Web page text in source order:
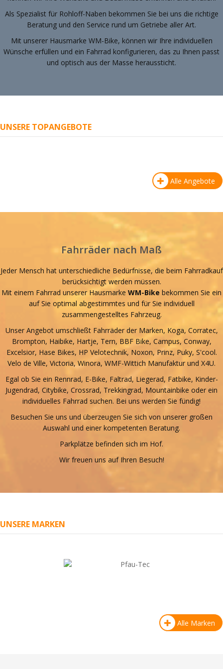
Als Spezialist für Rohloff-Naben bekommen Sie bei uns die richtige
Beratung und den Service rund um Getriebe aller Art.
Mit unserer Hausmarke WM-Bike, können wir Ihre individuellen
Wünsche erfüllen und ein Fahrrad konfigurieren, das zu Ihnen passt
und optisch aus der Masse heraussticht.
UNSERE TOPANGEBOTE
Alle Angebote
Fahrräder nach Maß
Jeder Mensch hat unterschiedliche Bedürfnisse, die beim Fahrradkauf
berücksichtigt werden müssen.
Mit einem Fahrrad unserer Hausmarke WM-Bike bekommen Sie ein
auf Sie optimal abgestimmtes und für Sie individuell
zusammengestelltes Fahrzeug.
Unser Angebot umschließt Fahrräder der Marken, Koga, Corratec,
Brompton, Haibike, Hartje, Tern, BBF Bike, Campus, Conway,
Excelsior, Hase Bikes, HP Velotechnik, Noxon, Prinz, Puky, S'cool.
Velo de Ville, Victoria, Winora, WMF-Wittich Manufaktur und X4U.
Egal ob Sie ein Rennrad, E-Bike, Faltrad, Liegerad, Fatbike, Kinder-
Jugendrad, Citybike, Crossrad, Trekkingrad, Mountainbike oder ein
individuelles Fahrrad suchen. Bei uns werden Sie fündig!
Besuchen Sie uns und überzeugen Sie sich von unserer großen
Auswahl und einer kompetenten Beratung.
Parkplätze befinden sich im Hof.
Wir freuen uns auf Ihren Besuch!
UNSERE MARKEN
Alle Marken